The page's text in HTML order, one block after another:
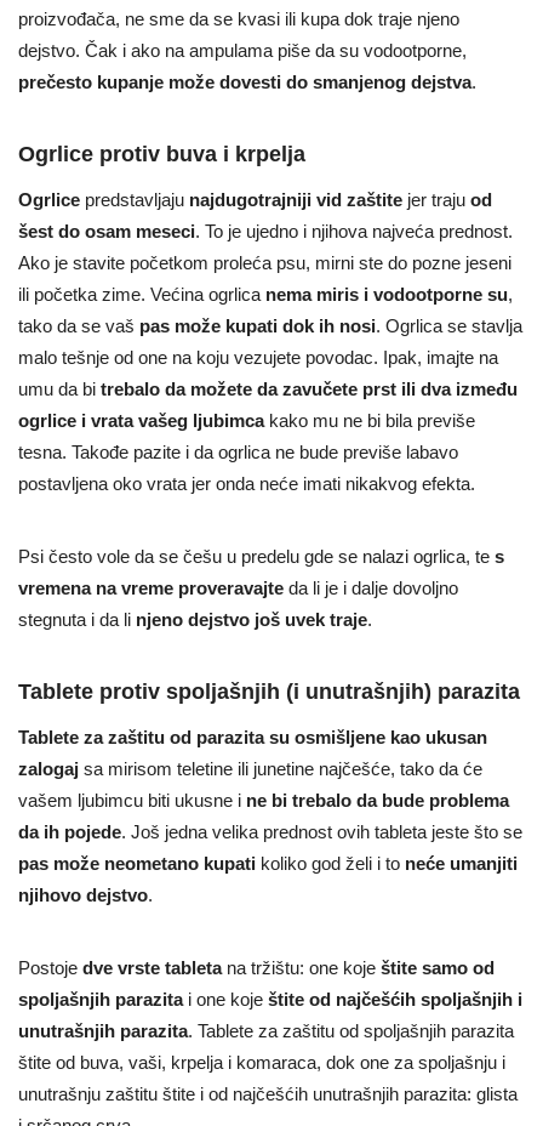
proizvođača, ne sme da se kvasi ili kupa dok traje njeno
dejstvo. Čak i ako na ampulama piše da su vodootporne,
prečesto kupanje može dovesti do smanjenog dejstva.
Ogrlice protiv buva i krpelja
Ogrlice predstavljaju najdugotrajniji vid zaštite jer traju od
šest do osam meseci. To je ujedno i njihova najveća prednost.
Ako je stavite početkom proleća psu, mirni ste do pozne jeseni
ili početka zime. Većina ogrlica nema miris i vodootporne su,
tako da se vaš pas može kupati dok ih nosi. Ogrlica se stavlja
malo tešnje od one na koju vezujete povodac. Ipak, imajte na
umu da bi trebalo da možete da zavučete prst ili dva između
ogrlice i vrata vašeg ljubimcakako mu ne bi bila previše
tesna. Takođe pazite i da ogrlica ne bude previše labavo
postavljena oko vrata jer onda neće imati nikakvog efekta.
Psi često vole da se češu u predelu gde se nalazi ogrlica, te s
vremena na vreme proveravajte da li je i dalje dovoljno
stegnuta i da li njeno dejstvo još uvek traje.
Tablete protiv spoljašnjih (i unutrašnjih) parazita
Tablete za zaštitu od parazita su osmišljene kao ukusan
zalogaj sa mirisom teletine ili junetine najčešće, tako da će
vašem ljubimcu biti ukusne i ne bi trebalo da bude problema
da ih pojede. Još jedna velika prednost ovih tableta jeste što se
pas može neometano kupati koliko god želi i to neće umanjiti
njihovo dejstvo.
Postoje dve vrste tabletana tržištu: one koje štite samo od
spoljašnjih parazitai one koje štite od najčešćih spoljašnjih i
unutrašnjih parazita. Tablete za zaštitu od spoljašnjih parazita
štite od buva, vaši, krpelja i komaraca, dok one za spoljašnju i
unutrašnju zaštitu štite i od najčešćih unutrašnjih parazita: glista